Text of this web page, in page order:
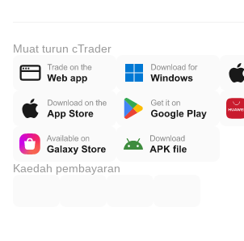
Muat turun cTrader
Kaedah pembayaran